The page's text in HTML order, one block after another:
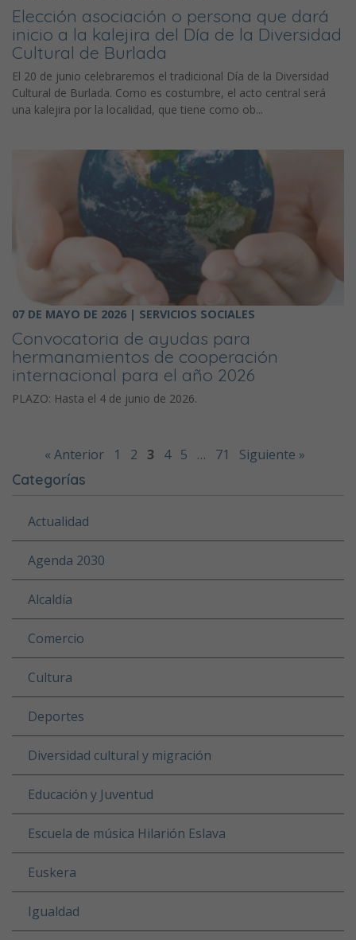
Elección asociación o persona que dará
inicio a la kalejira del Día de la Diversidad
Cultural de Burlada
El 20 de junio celebraremos el tradicional Día de la Diversidad
Cultural de Burlada. Como es costumbre, el acto central será
una kalejira por la localidad, que tiene como ob...
07 DE MAYO DE 2026 | SERVICIOS SOCIALES
Convocatoria de ayudas para
hermanamientos de cooperación
internacional para el año 2026
PLAZO: Hasta el 4 de junio de 2026.
« Anterior 1 2 3 4 5 … 71
Siguiente »
Categorías
Actualidad
Agenda 2030
Alcaldía
Comercio
Cultura
Deportes
Diversidad cultural y migración
Educación y Juventud
Escuela de música Hilarión Eslava
Euskera
Igualdad